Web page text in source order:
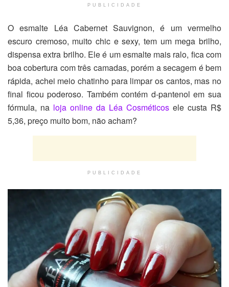
PUBLICIDADE
O esmalte Léa Cabernet Sauvignon, é um vermelho
escuro cremoso, muito chic e sexy, tem um mega brilho,
dispensa extra brilho. Ele é um esmalte mais ralo, fica com
boa cobertura com três camadas, porém a secagem é bem
rápida, achei meio chatinho para limpar os cantos, mas no
final ficou poderoso. Também contém d-pantenol em sua
fórmula, na loja online da Léa Cosméticos ele custa R$
5,36, preço muito bom, não acham?
PUBLICIDADE